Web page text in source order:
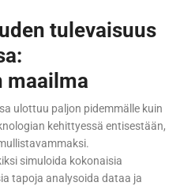
tulevaisuus
maailma
ulottuu paljon pidemmälle kuin
kehittyessä entisestään,
simuloida kokonaisia
tapoja analysoida dataa ja